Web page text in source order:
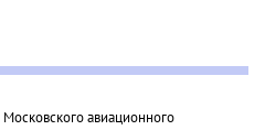
авиационного